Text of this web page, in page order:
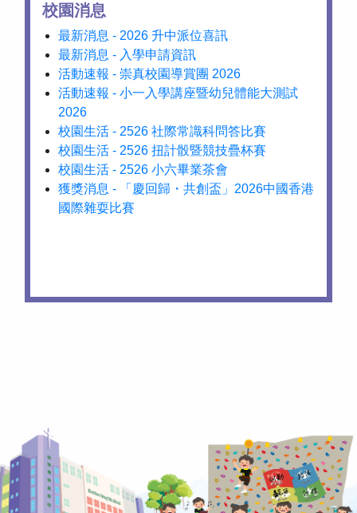
校園消息
最新消息 - 2026 升中派位喜訊
最新消息 - 入學申請資訊
活動速報 - 崇真校園導賞團 2026
活動速報 - 小一入學講座暨幼兒體能大測試
2026
校園生活 - 2526 社際常識科問答比賽
校園生活 - 2526 扭計骰暨競技疊杯賽
校園生活 - 2526 小六畢業茶會
獲獎消息 - 「慶回歸・共創盃」2026中國香港
國際雜耍比賽